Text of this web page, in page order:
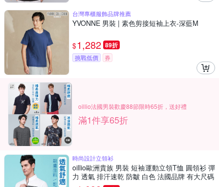
台灣專櫃服飾品牌推薦
YVONNE 男裝 | 素色剪接短袖上衣-深藍M
$1,282 89折
挑戰低價 券
oillio法國男裝歡慶88節限時65折，送好禮
滿1件享65折
時尚設計立領衫
oillio歐洲貴族 男裝 短袖運動立領T恤 圓領衫 彈
力 透氣 排汗速乾 防皺 白色 法國品牌 有大尺碼